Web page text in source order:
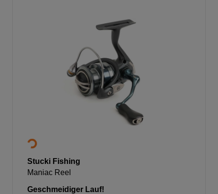
Stucki Fishing
Maniac Reel
Geschmeidiger Lauf!